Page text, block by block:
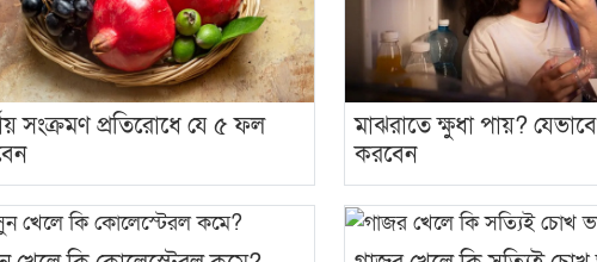
সংক্রমণ প্রতিরোধে যে ৫ ফল
মাঝরাতে ক্ষুধা পায়?
করবেন